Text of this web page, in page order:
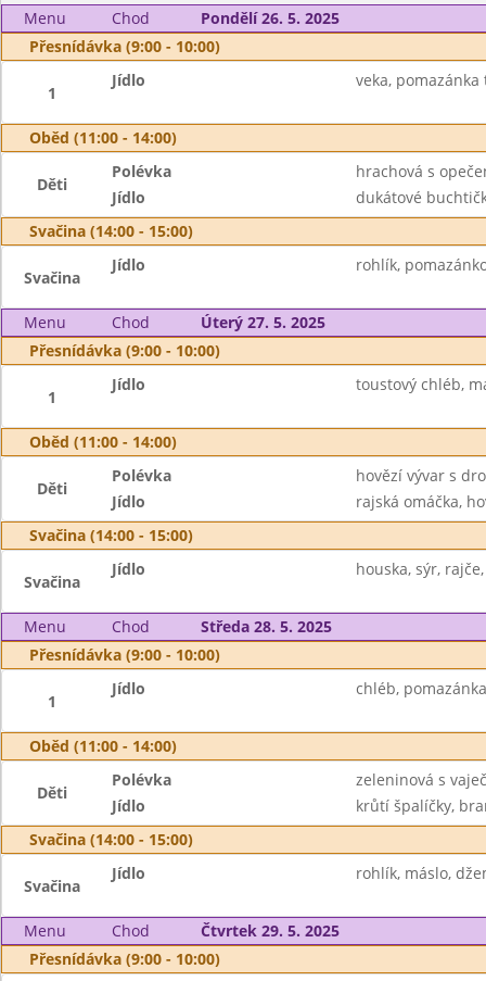
Menu Chod
Pondělí 26. 5. 2025
Přesnídávka (9:00 - 10:00)
1
Jídlo veka,
Oběd (11:00 - 14:00)
Děti
Polévka
hrachová s
Jídlo
dukátové
Svačina (14:00 - 15:00)
Svačina
Jídlo rohlík,
Menu Chod
Úterý 27. 5. 2025
Přesnídávka (9:00 - 10:00)
1
Jídlo toustový chléb,
Oběd (11:00 - 14:00)
Děti
Polévka
hovězí vývar s
Jídlo
rajská omáčka,
Svačina (14:00 - 15:00)
Svačina
Jídlo houska, sýr,
Menu Chod
Středa 28. 5. 2025
Přesnídávka (9:00 - 10:00)
1
Jídlo chléb,
Oběd (11:00 - 14:00)
Děti
Polévka
zeleninová s
Jídlo
krůtí špalíčky,
Svačina (14:00 - 15:00)
Svačina
Jídlo rohlík, máslo,
Menu Chod
Čtvrtek 29. 5. 2025
Přesnídávka (9:00 - 10:00)